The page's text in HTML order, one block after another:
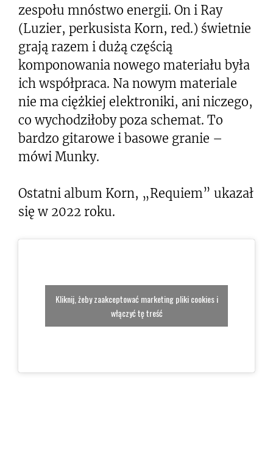
zespołu mnóstwo energii. On i Ray
(Luzier, perkusista Korn, red.) świetnie
grają razem i dużą częścią
komponowania nowego materiału była
ich współpraca. Na nowym materiale
nie ma ciężkiej elektroniki, ani niczego,
co wychodziłoby poza schemat. To
bardzo gitarowe i basowe granie –
mówi Munky.
Ostatni album Korn, „Requiem” ukazał
się w 2022 roku.
Kliknij, żeby zaakceptować marketing pliki cookies i
włączyć tę treść